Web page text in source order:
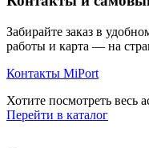
Забирайте заказ в
работы и карта — на
Контакты MiPort
Хотите посмотреть весь
Перейти в каталог